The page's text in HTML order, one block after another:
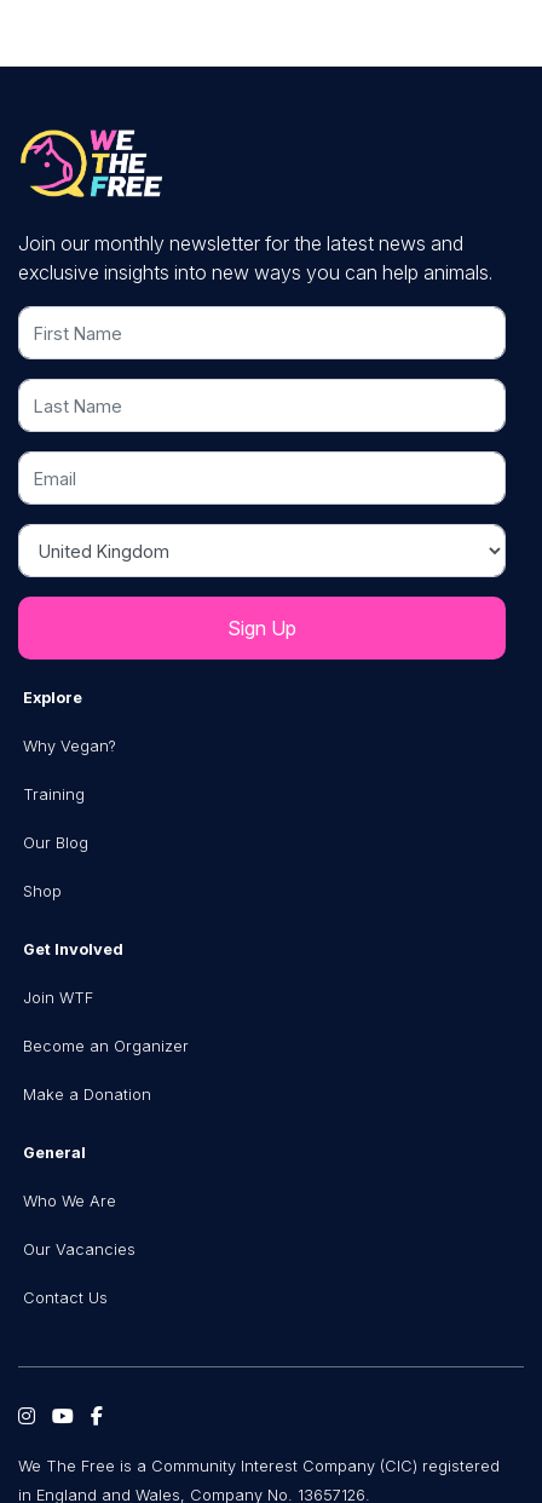
Join our monthly newsletter for the latest news and
exclusive insights into new ways you can help animals.
First Name
Last Name
Email
Country
Explore
Why Vegan?
Training
Our Blog
Shop
Get Involved
Join WTF
Become an Organizer
Make a Donation
General
Who We Are
Our Vacancies
Contact Us
We The Free is a Community Interest Company (CIC) registered
in England and Wales, Company No. 13657126.